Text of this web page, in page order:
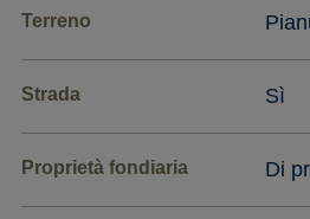
Terreno
Strada Sì
Proprietà fondiaria Di